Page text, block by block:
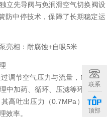
立先导阀与免润滑空气切换阀设
防中停技术，保障了长期稳定运
调节空气压力与流量，NDP-80
中加药、循环、压滤等环节的流
高吐出压力（0.7MPa）与稳定
效率。
联系
顶部